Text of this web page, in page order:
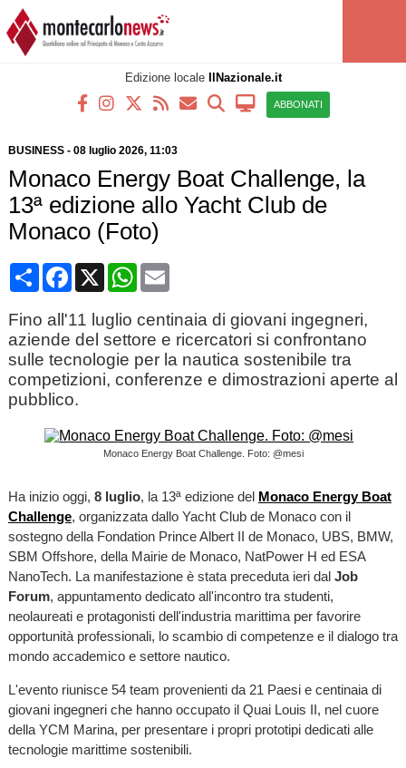
Edizione locale IlNazionale.it
ABBONATI
BUSINESS- 08 luglio 2026, 11:03
Monaco Energy Boat Challenge, la
13ª edizione allo Yacht Club de
Monaco (Foto)
CondividiFacebook
X WhatsApp
Email
Fino all'11 luglio centinaia di giovani ingegneri,
aziende del settore e ricercatori si confrontano
sulle tecnologie per la nautica sostenibile tra
competizioni, conferenze e dimostrazioni aperte al
pubblico.
Monaco Energy Boat Challenge. Foto: @mesi
Ha inizio oggi, 8 luglio, la 13ª edizione del Monaco Energy Boat
Challenge, organizzata dallo Yacht Club de Monaco con il
sostegno della Fondation Prince Albert II de Monaco, UBS, BMW,
SBM Offshore, della Mairie de Monaco, NatPower H ed ESA
NanoTech. La manifestazione è stata preceduta ieri dal Job
Forum, appuntamento dedicato all'incontro tra studenti,
neolaureati e protagonisti dell'industria marittima per favorire
opportunità professionali, lo scambio di competenze e il dialogo tra
mondo accademico e settore nautico.
L'evento riunisce 54 team provenienti da 21 Paesi e centinaia di
giovani ingegneri che hanno occupato il Quai Louis II, nel cuore
della YCM Marina, per presentare i propri prototipi dedicati alle
tecnologie marittime sostenibili.